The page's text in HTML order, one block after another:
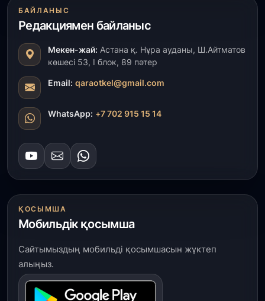
«Ауыл аманаты»: Түркістанда 30,2 млрд теңгеге
4 223 жоба қаржыландырылды
31 шілде, 2026
толық ауыз сумен қамтылды
30 шілде, 2026
Түркістанда «Арыс-2» және Темір ауылының
30 шілде, 2026
Қордайлық қыз-келіншектер ұлттық нақыштағы
креативті бұйымдар шығаруда
29 шілде, 2026
акциясы өтті
29 шілде, 2026
Қордай ауданында 400-ге жуық бала ұлттық
БАЙЛАНЫС
Редакциямен байланыс
Мекен-жай: Астана қ. Нұра ауданы, Ш.Айтматов
көшесі 53, І блок, 89 пәтер
Email: qaraotkel@gmail.com
WhatsApp: +7 702 915 15 14
ҚОСЫМША
Мобильдік қосымша
Сайтымыздың мобильді қосымшасын жүктеп
алыңыз.